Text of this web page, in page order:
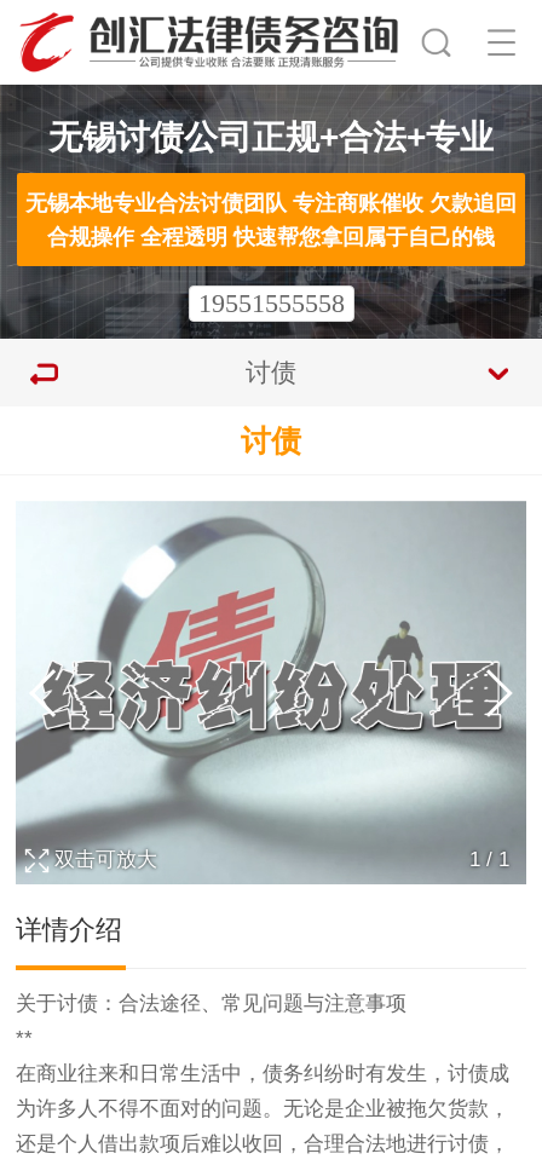
无锡讨债公司正规+合法+专业
无锡本地专业合法讨债团队 专注商账催收 欠款追回
合规操作 全程透明 快速帮您拿回属于自己的钱
19551555558
讨债
讨债
1/ 1
双击可放大
详情介绍
关于讨债 ：合法途径、常见问题与注意事项
**
在商业往来和日常生活中，债务纠纷时有发生，讨债成
为许多人不得不面对的问题。无论是企业被拖欠货款，
还是个人借出款项后难以收回，合理合法地进行讨债，